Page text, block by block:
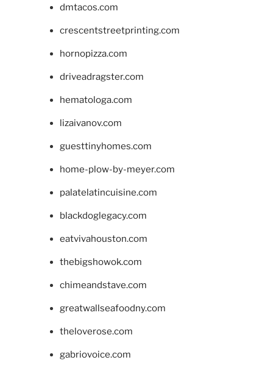
dmtacos.com
crescentstreetprinting.com
hornopizza.com
driveadragster.com
hematologa.com
lizaivanov.com
guesttinyhomes.com
home-plow-by-meyer.com
palatelatincuisine.com
blackdoglegacy.com
eatvivahouston.com
thebigshowok.com
chimeandstave.com
greatwallseafoodny.com
theloverose.com
gabriovoice.com